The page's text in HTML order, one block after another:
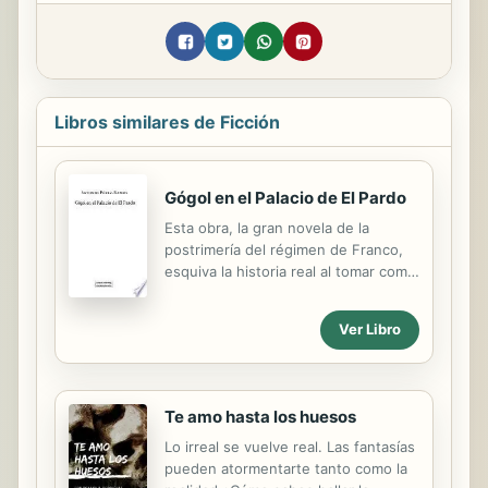
Libros similares de Ficción
Gógol en el Palacio de El Pardo
Esta obra, la gran novela de la
postrimería del régimen de Franco,
esquiva la historia real al tomar como
que lo colorea todo. Así, fabula la
sazón y postrimería del régimen de
un dictador a veces ficticio.
Ver Libro
Te amo hasta los huesos
Lo irreal se vuelve real. Las fantasías
pueden atormentarte tanto como la